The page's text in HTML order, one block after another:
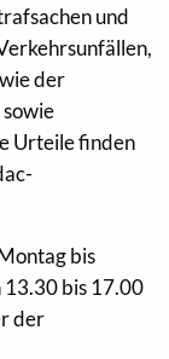
und
der
Urteile finden
bis
13.30 bis 17.00
der